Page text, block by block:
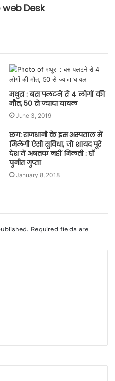
Desk
मथुरा : बस पलटने से 4 लोगों की
मौत, 50 से ज्यादा घायल
June 3, 2019
छग: राजधानी के इस अस्पताल में
मिलेंगी ऐसी सुविधा, जो शायद पूरे
देश में अबतक नहीं मिलती : डॉ
पुनीत गुप्ता
January 8, 2018
Required fields are